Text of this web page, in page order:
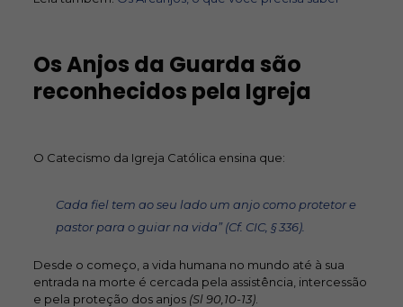
Os Anjos da Guarda são
reconhecidos pela Igreja
O Catecismo da Igreja Católica ensina que:
Cada fiel tem ao seu lado um anjo como protetor e
pastor para o guiar na vida” (Cf. CIC, § 336).
Desde o começo, a vida humana no mundo até à sua
entrada na morte é cercada pela assistência, intercessão
e pela proteção dos anjos (Sl 90,10-13).